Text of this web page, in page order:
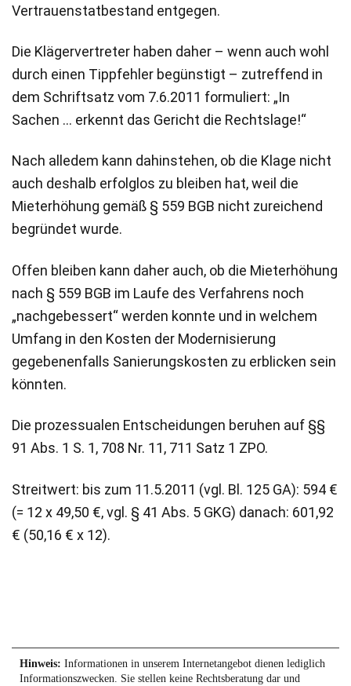
Vertrauenstatbestand entgegen.
Die Klägervertreter haben daher – wenn auch wohl
durch einen Tippfehler begünstigt – zutreffend in
dem Schriftsatz vom 7.6.2011 formuliert: „In
Sachen … erkennt das Gericht die Rechtslage!“
Nach alledem kann dahinstehen, ob die Klage nicht
auch deshalb erfolglos zu bleiben hat, weil die
Mieterhöhung gemäß § 559 BGB nicht zureichend
begründet wurde.
Offen bleiben kann daher auch, ob die Mieterhöhung
nach § 559 BGB im Laufe des Verfahrens noch
„nachgebessert“ werden konnte und in welchem
Umfang in den Kosten der Modernisierung
gegebenenfalls Sanierungskosten zu erblicken sein
könnten.
Die prozessualen Entscheidungen beruhen auf §§
91 Abs. 1 S. 1, 708 Nr. 11, 711 Satz 1 ZPO.
Streitwert: bis zum 11.5.2011 (vgl. Bl. 125 GA): 594 €
(= 12 x 49,50 €, vgl. § 41 Abs. 5 GKG) danach: 601,92
€ (50,16 € x 12).
Hinweis: Informationen in unserem Internetangebot dienen lediglich
Informationszwecken. Sie stellen keine Rechtsberatung dar und